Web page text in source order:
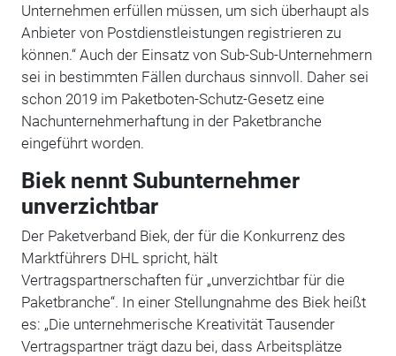
Unternehmen erfüllen müssen, um sich überhaupt als
Anbieter von Postdienstleistungen registrieren zu
können.“ Auch der Einsatz von Sub-Sub-Unternehmern
sei in bestimmten Fällen durchaus sinnvoll. Daher sei
schon 2019 im Paketboten-Schutz-Gesetz eine
Nachunternehmerhaftung in der Paketbranche
eingeführt worden.
Biek nennt Subunternehmer
unverzichtbar
Der Paketverband Biek, der für die Konkurrenz des
Marktführers DHL spricht, hält
Vertragspartnerschaften für „unverzichtbar für die
Paketbranche“. In einer Stellungnahme des Biek heißt
es: „Die unternehmerische Kreativität Tausender
Vertragspartner trägt dazu bei, dass Arbeitsplätze